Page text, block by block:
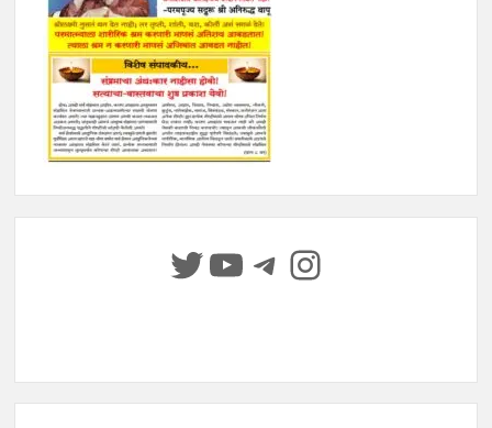
Twitter
YouTube
Telegram
Instagram